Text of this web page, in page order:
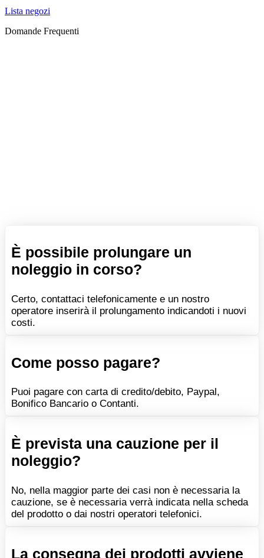
Lista negozi
Domande Frequenti
È possibile prolungare un
noleggio in corso?
Certo, contattaci telefonicamente e un nostro
operatore inserirà il prolungamento indicandoti i nuovi
costi.
Come posso pagare?
Puoi pagare con carta di credito/debito, Paypal,
Bonifico Bancario o Contanti.
È prevista una cauzione per il
noleggio?
No, nella maggior parte dei casi non è necessaria la
cauzione, se è necessaria verrà indicata nella scheda
del prodotto o dai nostri operatori telefonici.
La consegna dei prodotti avviene